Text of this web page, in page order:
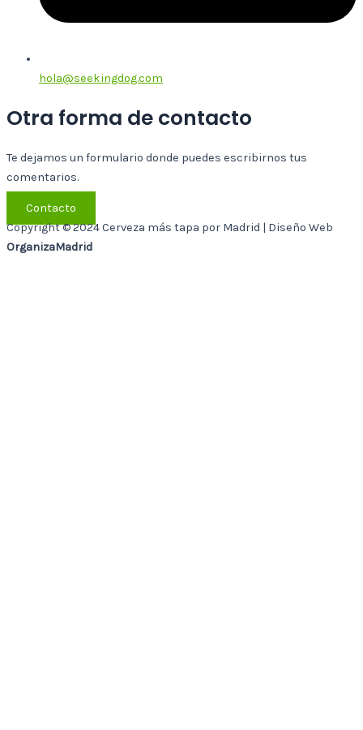
hola@seekingdog.com
Otra forma de contacto
Te dejamos un formulario donde puedes escribirnos tus
comentarios.
Contacto
Copyright © 2024 Cerveza más tapa por Madrid | Diseño Web
OrganizaMadrid